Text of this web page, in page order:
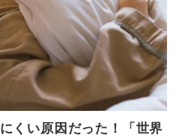
くい原因だった！「世界